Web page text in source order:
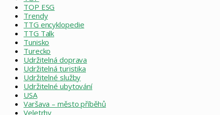
TOP ESG
Trendy
TTG encyklopedie
TTG Talk
Tunisko
Turecko
Udržitelná doprava
Udržitelná turistika
Udržitelné služby
Udržitelné ubytování
USA
Varšava – město příběhů
Veletrhy